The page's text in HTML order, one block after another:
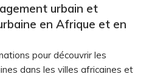
urbain et
en Afrique et en
pour découvrir les
dans les villes africaines et